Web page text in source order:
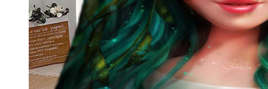
Готові комплекти теплої інфрачервоної плівкової
підлоги
Комплекти для монтажу теплої підлоги
Monocrystal під будь-які покриття
Комплекти для монтажу теплої підлоги
Monocrystal під плитку
Комплекти для монтажу теплої підлоги
Monocrystal (з терморегулятором) під будь-які